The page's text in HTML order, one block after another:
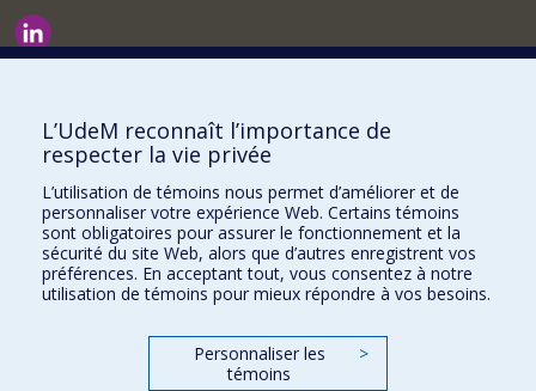
Comment soutenir le Département?
BESOIN D'AIDE?
Plan du site
Signaler une erreur
Accessibilité
FACULTÉ DES ARTS ET DES SCIENCES
Nos départements et écoles
L’UdeM reconnaît l’importance de
respecter la vie privée
L’utilisation de témoins nous permet d’améliorer et de
personnaliser votre expérience Web. Certains témoins
sont obligatoires pour assurer le fonctionnement et la
sécurité du site Web, alors que d’autres enregistrent vos
préférences. En acceptant tout, vous consentez à notre
utilisation de témoins pour mieux répondre à vos besoins.
Personnaliser les
témoins
>